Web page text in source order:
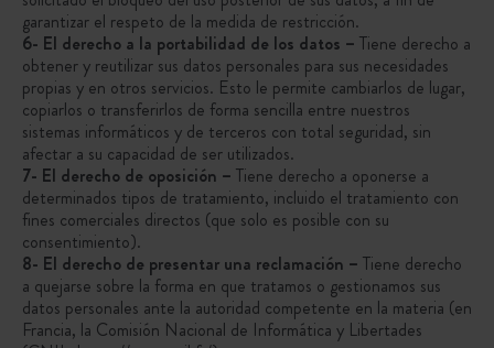
garantizar el respeto de la medida de restricción.
6- El derecho a la portabilidad de los datos – Tiene derecho a
obtener y reutilizar sus datos personales para sus necesidades
propias y en otros servicios. Esto le permite cambiarlos de lugar,
copiarlos o transferirlos de forma sencilla entre nuestros
sistemas informáticos y de terceros con total seguridad, sin
afectar a su capacidad de ser utilizados.
7- El derecho de oposición – Tiene derecho a oponerse a
determinados tipos de tratamiento, incluido el tratamiento con
fines comerciales directos (que solo es posible con su
consentimiento).
8- El derecho de presentar una reclamación – Tiene derecho
a quejarse sobre la forma en que tratamos o gestionamos sus
datos personales ante la autoridad competente en la materia (en
Francia, la Comisión Nacional de Informática y Libertades